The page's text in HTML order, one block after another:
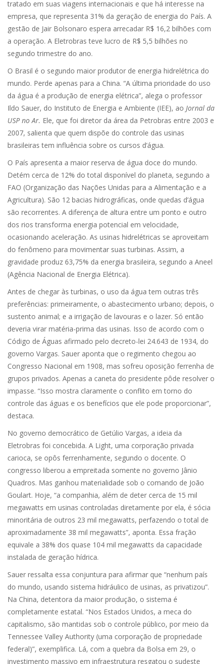
tratado em suas viagens internacionais e que há interesse na
empresa, que representa 31% da geração de energia do País. A
gestão de Jair Bolsonaro espera arrecadar R$ 16,2 bilhões com
a operação. A Eletrobras teve lucro de R$ 5,5 bilhões no
segundo trimestre do ano.
O Brasil é o segundo maior produtor de energia hidrelétrica do
mundo. Perde apenas para a China. “A última prioridade do uso
da água é a produção de energia elétrica”, alega o professor
Ildo Sauer, do Instituto de Energia e Ambiente (IEE), ao Jornal da
USP no Ar. Ele, que foi diretor da área da Petrobras entre 2003 e
2007, salienta que quem dispõe do controle das usinas
brasileiras tem influência sobre os cursos d’água.
O País apresenta a maior reserva de água doce do mundo.
Detém cerca de 12% do total disponível do planeta, segundo a
FAO (Organização das Nações Unidas para a Alimentação e a
Agricultura). São 12 bacias hidrográficas, onde quedas d’água
são recorrentes. A diferença de altura entre um ponto e outro
dos rios transforma energia potencial em velocidade,
ocasionando aceleração. As usinas hidrelétricas se aproveitam
do fenômeno para movimentar suas turbinas. Assim, a
gravidade produz 63,75% da energia brasileira, segundo a Aneel
(Agência Nacional de Energia Elétrica).
Antes de chegar às turbinas, o uso da água tem outras três
preferências: primeiramente, o abastecimento urbano; depois, o
sustento animal; e a irrigação de lavouras e o lazer. Só então
deveria virar matéria-prima das usinas. Isso de acordo com o
Código de Águas afirmado pelo decreto-lei 24.643 de 1934, do
governo Vargas. Sauer aponta que o regimento chegou ao
Congresso Nacional em 1908, mas sofreu oposição ferrenha de
grupos privados. Apenas a caneta do presidente pôde resolver o
impasse. “Isso mostra claramente o conflito em torno do
controle das águas e os benefícios que ele pode proporcionar”,
destaca.
No governo democrático de Getúlio Vargas, a ideia da
Eletrobras foi concebida. A Light, uma corporação privada
carioca, se opôs ferrenhamente, segundo o docente. O
congresso liberou a empreitada somente no governo Jânio
Quadros. Mas ganhou materialidade sob o comando de João
Goulart. Hoje, “a companhia, além de deter cerca de 15 mil
megawatts em usinas controladas diretamente por ela, é sócia
minoritária de outros 23 mil megawatts, perfazendo o total de
aproximadamente 38 mil megawatts”, aponta. Essa fração
equivale a 38% dos quase 104 mil megawatts da capacidade
instalada de geração hídrica.
Sauer ressalta essa conjuntura para afirmar que “nenhum país
do mundo, usando sistema hidráulico de usinas, as privatizou”.
Na China, detentora da maior produção, o sistema é
completamente estatal. “Nos Estados Unidos, a meca do
capitalismo, são mantidas sob o controle público, por meio da
Tennessee Valley Authority (uma corporação de propriedade
federal)”, exemplifica. Lá, com a quebra da Bolsa em 29, o
investimento massivo em infraestrutura resgatou o sudeste